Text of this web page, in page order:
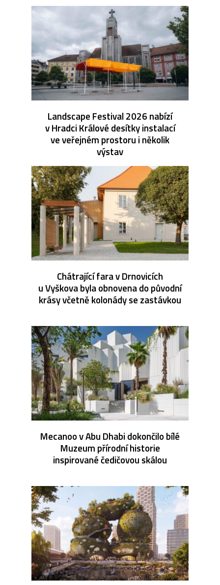
Landscape Festival 2026 nabízí
v Hradci Králové desítky instalací
ve veřejném prostoru i několik
výstav
Chátrající fara v Drnovicích
u Vyškova byla obnovena do původní
krásy včetně kolonády se zastávkou
Mecanoo v Abu Dhabi dokončilo bílé
Muzeum přírodní historie
inspirované čedičovou skálou